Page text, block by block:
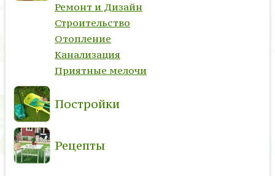
Ремонт и Дизайн
Строительство
Отопление
Канализация
Приятные мелочи
Постройки
Рецепты